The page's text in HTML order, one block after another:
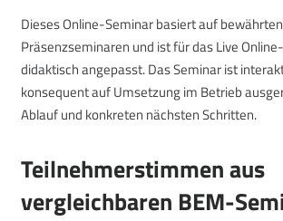
Dieses Online-Seminar basiert auf bewährten
Präsenzseminaren und ist für das Live
didaktisch angepasst. Das Seminar ist
konsequent auf Umsetzung im Betrieb
Ablauf und konkreten nächsten Schritten.
Teilnehmerstimmen aus
vergleichbaren BEM-